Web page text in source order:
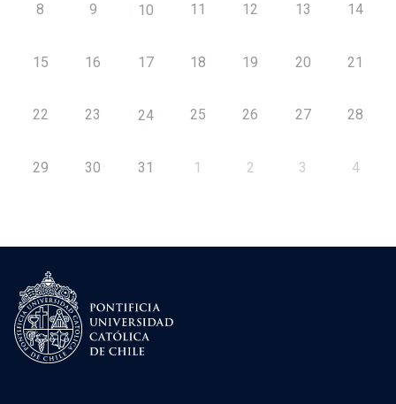
8 9 10 11 12 13 14
15 16 17 18 19 20 21
22 23 24 25 26 27 28
29 30 31 1 2 3 4